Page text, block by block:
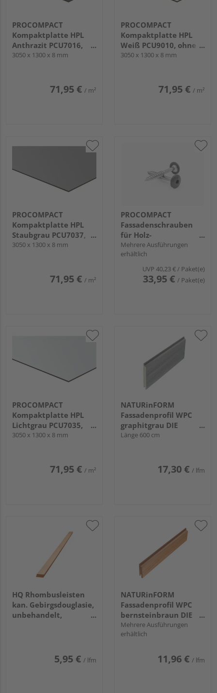
PROCOMPACT
Kompaktplatte HPL
Anthrazit PCU7016,
beidseitig mit UV-
3050 x 1300 x 8 mm
71,95 € / m²
PROCOMPACT
Kompaktplatte HPL
Weiß PCU9010, ohne
UV-Schutzfilm
3050 x 1300 x 8 mm
71,95 € / m²
PROCOMPACT
Kompaktplatte HPL
Staubgrau PCU7037,
beidseitig mit UV-
3050 x 1300 x 8 mm
71,95 € / m²
PROCOMPACT
Fassadenschrauben
für Holz-
Unterkonstruktion,
Edelstahl A2/A4,
5,5x35mm, Kopf
Ø12mm TX 20
Mehrere Ausführungen
erhältlich
UVP 40,23 €/ Paket(e)
33,95 € / Paket(e)
PROCOMPACT
Kompaktplatte HPL
Lichtgrau PCU7035,
beidseitig mit UV-
3050 x 1300 x 8 mm
71,95 € / m²
NATURinFORM
Fassadenprofil WPC
graphitgrau DIE
GESTALTENDE -
Länge 600 cm
17,30 € / lfm
HQ Rhombusleisten
kan. Gebirgsdouglasie,
unbehandelt,
5,95 € / lfm
NATURinFORM
Fassadenprofil WPC
bernsteinbraun DIE
GESTALTENDE
EXKLUSIV - 70x17mm
Mehrere Ausführungen
erhältlich
11,96 € / lfm